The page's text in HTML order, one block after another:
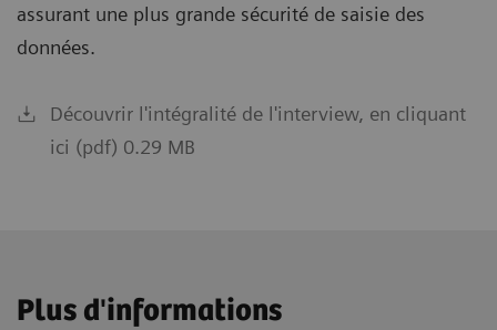
assurant une plus grande sécurité de saisie des
données.
Découvrir l'intégralité de l'interview, en cliquant
ici (pdf) 0.29 MB
Plus d'informations